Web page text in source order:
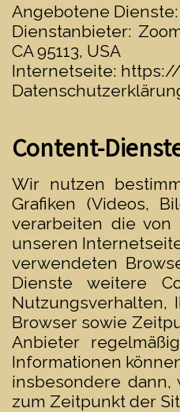
Angebotene
Dienstanbieter:
CA 95113, USA
Internetseite:
Content-
Wir nutzen
Grafiken (Videos,
verarbeiten die
unseren
verwendeten
Dienste weitere
Nutzungsverhalten,
Browser sowie
Anbieter
Informationen
insbesondere
zum Zeitpunkt der